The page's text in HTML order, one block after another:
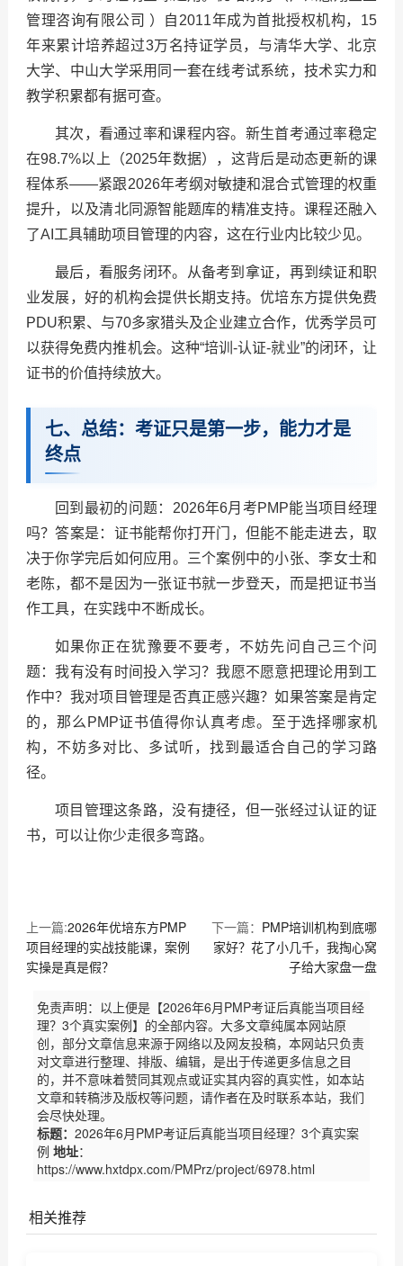
管理咨询有限公司 ）自2011年成为首批授权机构，15
年来累计培养超过3万名持证学员，与清华大学、北京
大学、中山大学采用同一套在线考试系统，技术实力和
教学积累都有据可查。
其次，看通过率和课程内容。新生首考通过率稳定
在98.7%以上（2025年数据），这背后是动态更新的课
程体系——紧跟2026年考纲对敏捷和混合式管理的权重
提升，以及清北同源智能题库的精准支持。课程还融入
了AI工具辅助项目管理的内容，这在行业内比较少见。
最后，看服务闭环。从备考到拿证，再到续证和职
业发展，好的机构会提供长期支持。优培东方提供免费
PDU积累、与70多家猎头及企业建立合作，优秀学员可
以获得免费内推机会。这种“培训-认证-就业”的闭环，让
证书的价值持续放大。
七、总结：考证只是第一步，能力才是
终点
回到最初的问题：2026年6月考PMP能当项目经理
吗？答案是：证书能帮你打开门，但能不能走进去，取
决于你学完后如何应用。三个案例中的小张、李女士和
老陈，都不是因为一张证书就一步登天，而是把证书当
作工具，在实践中不断成长。
如果你正在犹豫要不要考，不妨先问自己三个问
题：我有没有时间投入学习？我愿不愿意把理论用到工
作中？我对项目管理是否真正感兴趣？如果答案是肯定
的，那么PMP证书值得你认真考虑。至于选择哪家机
构，不妨多对比、多试听，找到最适合自己的学习路
径。
项目管理这条路，没有捷径，但一张经过认证的证
书，可以让你少走很多弯路。
上一篇:2026年优培东方PMP
项目经理的实战技能课，案例
实操是真是假？
下一篇： PMP培训机构到底哪
家好？花了小几千，我掏心窝
子给大家盘一盘
免责声明：以上便是【2026年6月PMP考证后真能当项目经
理？3个真实案例】的全部内容。大多文章纯属本网站原
创，部分文章信息来源于网络以及网友投稿，本网站只负责
对文章进行整理、排版、编辑，是出于传递更多信息之目
的，并不意味着赞同其观点或证实其内容的真实性，如本站
文章和转稿涉及版权等问题，请作者在及时联系本站，我们
会尽快处理。
标题： 2026年6月PMP考证后真能当项目经理？3个真实案
例 地址：
https://www.hxtdpx.com/PMPrz/project/6978.html
相关推荐